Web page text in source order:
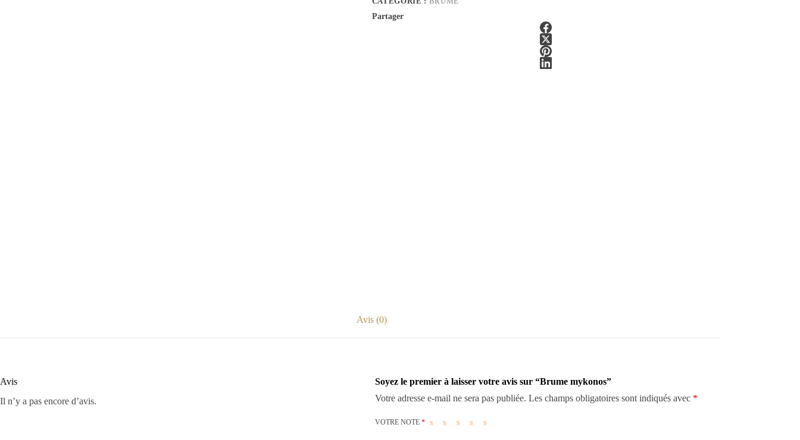
Partager
Avis (0)
Avis
Il n’y a pas encore d’avis.
Soyez le premier à laisser votre avis sur “Brume mykonos”
Votre adresse e-mail ne sera pas publiée. Les champs obligatoires sont indiqués avec *
VOTRE NOTE *